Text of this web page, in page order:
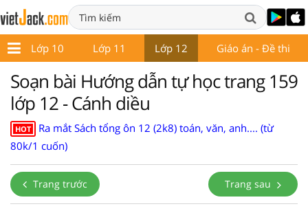
Lớp 10 Lớp 11 Lớp 12 Giáo án - Đề thi
Soạn bài Hướng dẫn tự học trang 159
lớp 12 - Cánh diều
HOT
Ra mắt Sách tổng ôn 12 (2k8) toán, văn, anh.... (từ
80k/1 cuốn)
Trang trước Trang sau